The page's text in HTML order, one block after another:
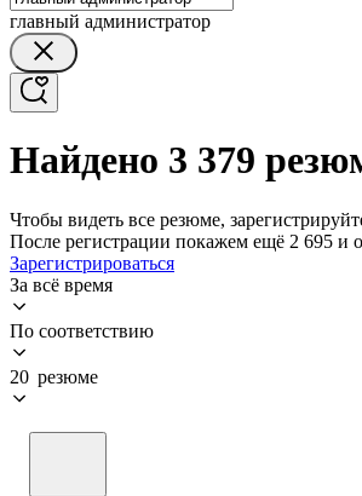
главный администратор
Найдено 3 379
Чтобы видеть все резюме,
После регистрации покажем ещё 2 695 и
Зарегистрироваться
За всё время
По соответствию
20 резюме